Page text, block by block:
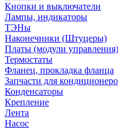
Кнопки и выключатели
Лампы, индикаторы
ТЭНы
Наконечники (Штуцеры)
Платы (модули управления)
Термостаты
Фланец, прокладка фланца
Запчасти для
Конденсаторы
Крепление
Лента
Насос